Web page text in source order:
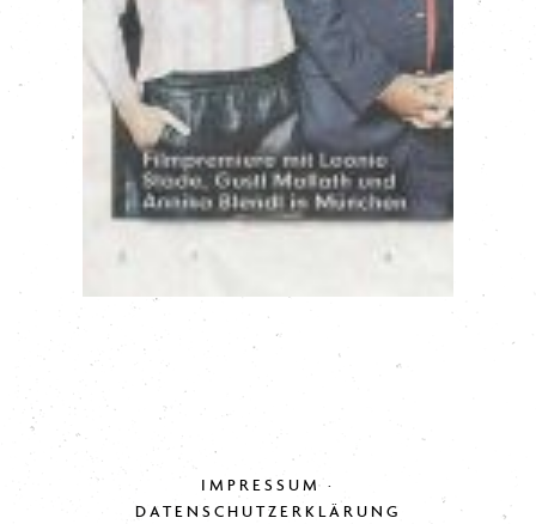
IMPRESSUM ·
DATENSCHUTZERKLÄRUNG